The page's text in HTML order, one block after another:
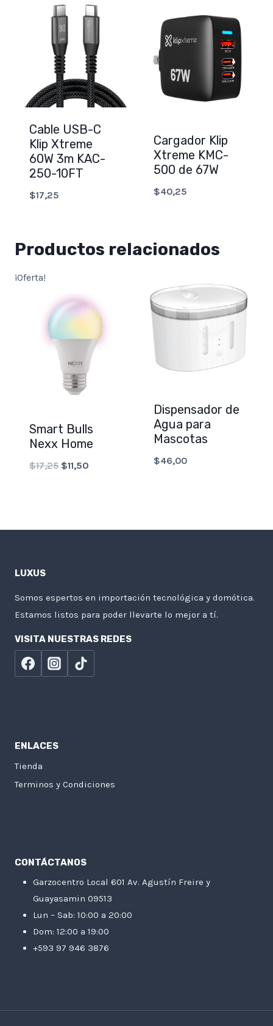
Cable USB-C
Klip Xtreme
60W 3m KAC-
250-10FT
$17,25
Cargador Klip
Xtreme KMC-
500 de 67W
$40,25
Productos relacionados
¡Oferta!
Smart Bulls
Nexx Home
$17,25 Original
$11,50
Dispensador de
Agua para
Mascotas
$46,00
LUXUS
Somos espertos en importación tecnológica y domótica.
Estamos listos para poder llevarte lo mejor a tí.
VISITA NUESTRAS REDES
ENLACES
Tienda
Terminos y Condiciones
CONTÁCTANOS
Garzocentro Local 601 Av. Agustín Freire y
Guayasamin 09513
Lun – Sab: 10:00 a 20:00
Dom: 12:00 a 19:00
+593 97 946 3876